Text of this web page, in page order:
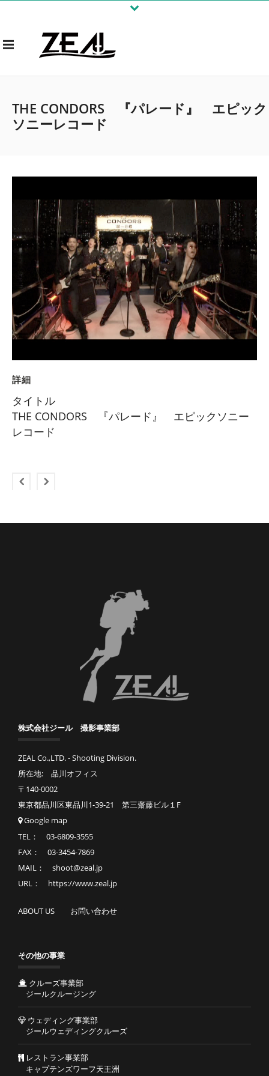
THE CONDORS 『パレード』 エピック
ソニーレコード
詳細
タイトル
THE CONDORS 『パレード』 エピックソニー
レコード
株式会社ジール 撮影事業部
ZEAL Co.,LTD. - Shooting Division.
所在地: 品川オフィス
〒140-0002
東京都品川区東品川1-39-21 第三齋藤ビル１F
Google map
TEL： 03-6809-3555
FAX： 03-3454-7869
MAIL： shoot@zeal.jp
URL： https://www.zeal.jp
ABOUT US お問い合わせ
その他の事業
クルーズ事業部
ジールクルージング
ウェディング事業部
ジールウェディングクルーズ
レストラン事業部
キャプテンズワーフ天王洲